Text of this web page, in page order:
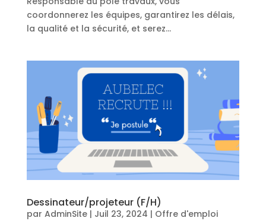
coordonnerez les équipes, garantirez les délais,
la qualité et la sécurité, et serez...
Dessinateur/projeteur (F/H)
par AdminSite| Juil 23, 2024 | Offre d'emploi